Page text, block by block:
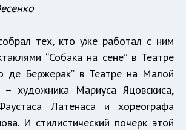
тех, кто уже работал с ним
“Собака на сене” в Театре
де Бержерак” в Театре на Малой
художника Мариуса Яцовскиса,
Латенаса и хореографа
И стилистический почерк этой